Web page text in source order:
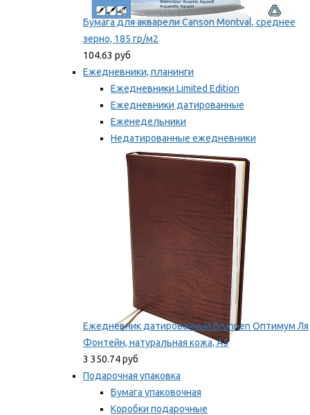
Бумага для акварели Canson Montval, среднее
зерно, 185 гр/м2
104.63 руб
Ежедневники, планинги
Ежедневники Limited Edition
Ежедневники датированные
Еженедельники
Недатированные ежедневники
Планинги
Мы рекомендуем
Ежедневник датированный Brunnen Оптимум Ля
Фонтейн, натуральная кожа, А5
3 350.74 руб
Подарочная упаковка
Бумага упаковочная
Коробки подарочные